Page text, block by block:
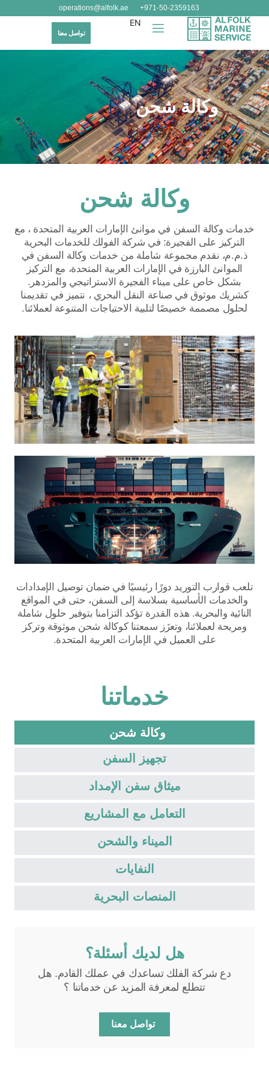
971-50-2359163+
operations@alfolk.ae
EN
تواصل معنا
وكالة شحن
خدماتنا
وكالة شحن
تجهيز السفن
ميثاق سفن الإمداد
التعامل مع المشاريع
الميناء والشحن
النفايات
المنصات البحرية
هل لديك أسئلة؟
دع شركة الفلك تساعدك في عملك القادم. هل
تتطلع لمعرفة المزيد عن خدماتنا ؟
تواصل معنا
وكالة شحن
خدمات وكالة السفن في موانئ الإمارات العربية المتحدة ، مع
التركيز على الفجيرة: في شركة الفولك للخدمات البحرية
ذ.م.م، نقدم مجموعة شاملة من خدمات وكالة السفن في
الموانئ البارزة في الإمارات العربية المتحدة، مع التركيز
بشكل خاص على ميناء الفجيرة الاستراتيجي والمزدهر.
كشريك موثوق في صناعة النقل البحري ، نتميز في تقديمنا
لحلول مصممة خصيصًا لتلبية الاحتياجات المتنوعة لعملائنا.
تلعب قوارب التوريد دورًا رئيسيًا في ضمان توصيل الإمدادات
والخدمات الأساسية بسلاسة إلى السفن، حتى في المواقع
النائية والبحرية. هذه القدرة تؤكد التزامنا بتوفير حلول شاملة
ومريحة لعملائنا، وتعزَز سمعتنا كوكالة شحن موثوقة وتركز
على العميل في الإمارات العربية المتحدة.